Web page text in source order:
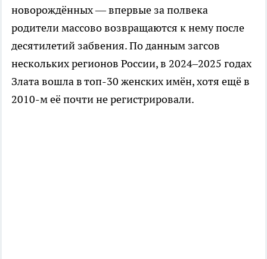
новорождённых — впервые за полвека
родители массово возвращаются к нему после
десятилетий забвения. По данным загсов
нескольких регионов России, в 2024–2025 годах
Злата вошла в топ-30 женских имён, хотя ещё в
2010-м её почти не регистрировали.